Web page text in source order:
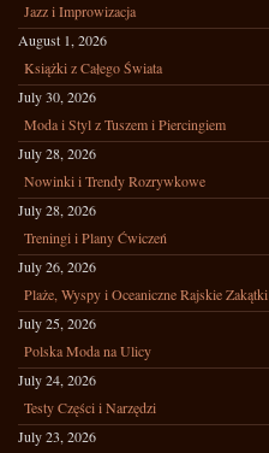
Jazz i Improwizacja
August 1, 2026
Książki z Całego Świata
July 30, 2026
Moda i Styl z Tuszem i Piercingiem
July 28, 2026
Nowinki i Trendy Rozrywkowe
July 28, 2026
Treningi i Plany Ćwiczeń
July 26, 2026
Plaże, Wyspy i Oceaniczne Rajskie Zakątki
July 25, 2026
Polska Moda na Ulicy
July 24, 2026
Testy Części i Narzędzi
July 23, 2026